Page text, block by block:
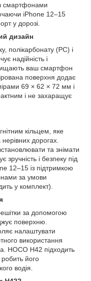
смартфонами
iPhone 12–15
у дорозі.
дизайн
полікарбонату (PC) і
надійність і
ваш смартфон
поверхня додає
69 × 62 × 72 мм і
і не захаращує
кільцем, яке
дорогах.
та знімати
і безпеку під
12–15 із підтримкою
за умови
у комплект).
за допомогою
поверхню.
налаштувати
використання
HOCO H42 підходить
його
водія.